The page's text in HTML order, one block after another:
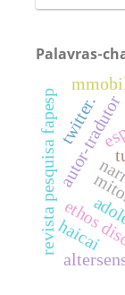
Palavras-
ethos
autor-tradutor
haicai
twitter.
revista pesquisa fapesp